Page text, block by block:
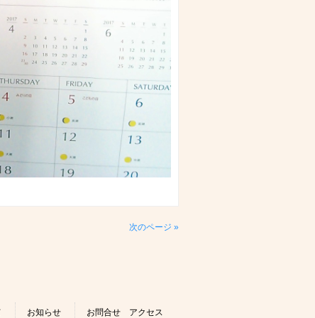
次のページ »
お知らせ お問合せ アクセス